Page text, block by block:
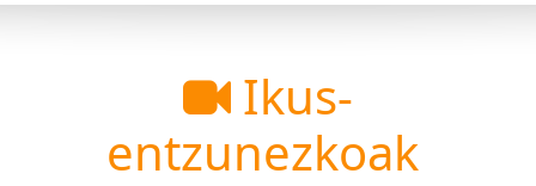
Ikus-
entzunezkoak